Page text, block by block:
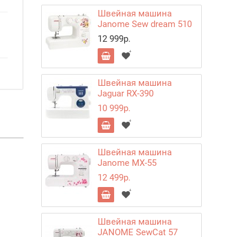
Швейная машина
Janome Sew dream 510
12 999р.
Швейная машина
Jaguar RX-390
10 999р.
Швейная машина
Janome MX-55
12 499р.
Швейная машина
JANOME SewCat 57